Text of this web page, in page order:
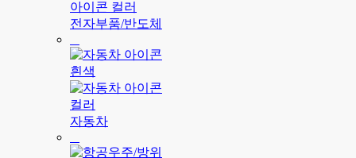
전자부품/반도체
자동차